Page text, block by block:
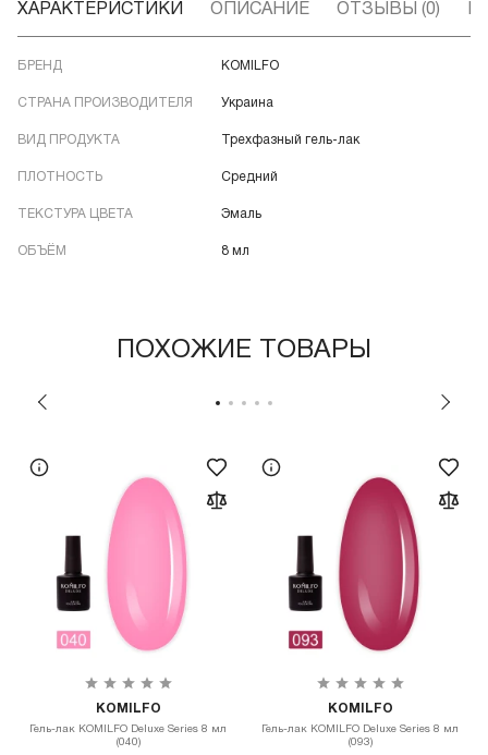
ХАРАКТЕРИСТИКИ ОПИСАНИЕ ОТЗЫВЫ (0)
БРЕНД KOMILFO
СТРАНА ПРОИЗВОДИТЕЛЯ Украина
ВИД ПРОДУКТА Трехфазный гель-лак
ПЛОТНОСТЬ Средний
ТЕКСТУРА ЦВЕТА Эмаль
ОБЪЁМ 8 мл
ПОХОЖИЕ ТОВАРЫ
KOMILFO
Гель-лак KOMILFO Deluxe Series 8 мл
(040)
KOMILFO
Гель-лак KOMILFO Deluxe Series 8 мл
(093)